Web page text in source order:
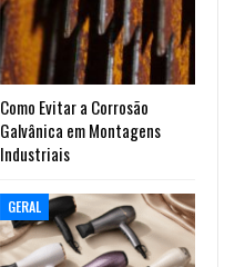
Como Evitar a Corrosão
Galvânica em Montagens
Industriais
GERAL